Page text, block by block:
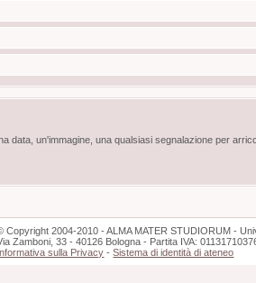
data, un'immagine, una qualsiasi segnalazione per
Copyright 2004-2010 - ALMA MATER STUDIORUM -
Zamboni, 33 - 40126 Bologna - Partita IVA:
sulla Privacy -Sistema di identità di ateneo